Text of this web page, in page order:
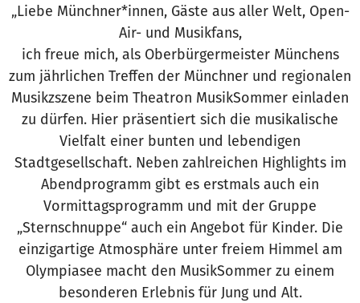
„Liebe Münchner*innen, Gäste aus aller Welt, Open-
Air- und Musikfans,
ich freue mich, als Oberbürgermeister Münchens
zum jährlichen Treffen der Münchner und regionalen
Musikzszene beim Theatron MusikSommer einladen
zu dürfen. Hier präsentiert sich die musikalische
Vielfalt einer bunten und lebendigen
Stadtgesellschaft. Neben zahlreichen Highlights im
Abendprogramm gibt es erstmals auch ein
Vormittagsprogramm und mit der Gruppe
„Sternschnuppe“ auch ein Angebot für Kinder. Die
einzigartige Atmosphäre unter freiem Himmel am
Olympiasee macht den MusikSommer zu einem
besonderen Erlebnis für Jung und Alt.